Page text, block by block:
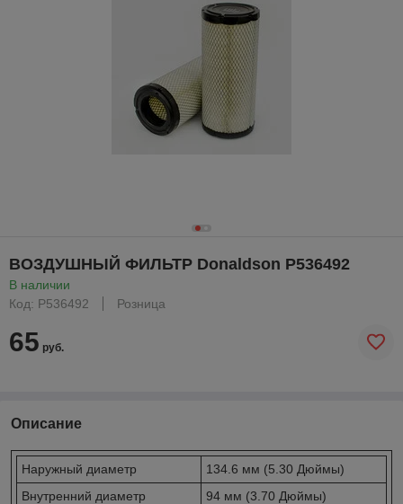
ВОЗДУШНЫЙ ФИЛЬТР Donaldson P536492
В наличии
Код: P536492
Розница
65 руб.
Описание
Наружный диаметр
134.6 мм (5.30 Дюймы)
Внутренний диаметр
94 мм (3.70 Дюймы)